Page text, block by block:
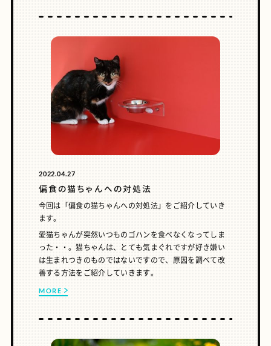
2022.04.27
偏食の猫ちゃんへの対処法
今回は「偏食の猫ちゃんへの対処法」をご紹介していき
ます。
愛猫ちゃんが突然いつものゴハンを食べなくなってしま
った・・。猫ちゃんは、とても気まぐれですが好き嫌い
は生まれつきのものではないですので、原因を調べて改
善する方法をご紹介していきます。
MORE